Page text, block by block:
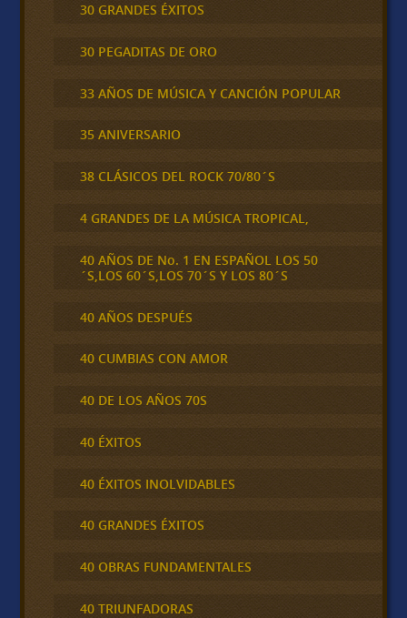
30 GRANDES ÉXITOS
30 PEGADITAS DE ORO
33 AÑOS DE MÚSICA Y CANCIÓN POPULAR
35 ANIVERSARIO
38 CLÁSICOS DEL ROCK 70/80´S
4 GRANDES DE LA MÚSICA TROPICAL,
40 AÑOS DE No. 1 EN ESPAÑOL LOS 50
´S,LOS 60´S,LOS 70´S Y LOS 80´S
40 AÑOS DESPUÉS
40 CUMBIAS CON AMOR
40 DE LOS AÑOS 70S
40 ÉXITOS
40 ÉXITOS INOLVIDABLES
40 GRANDES ÉXITOS
40 OBRAS FUNDAMENTALES
40 TRIUNFADORAS